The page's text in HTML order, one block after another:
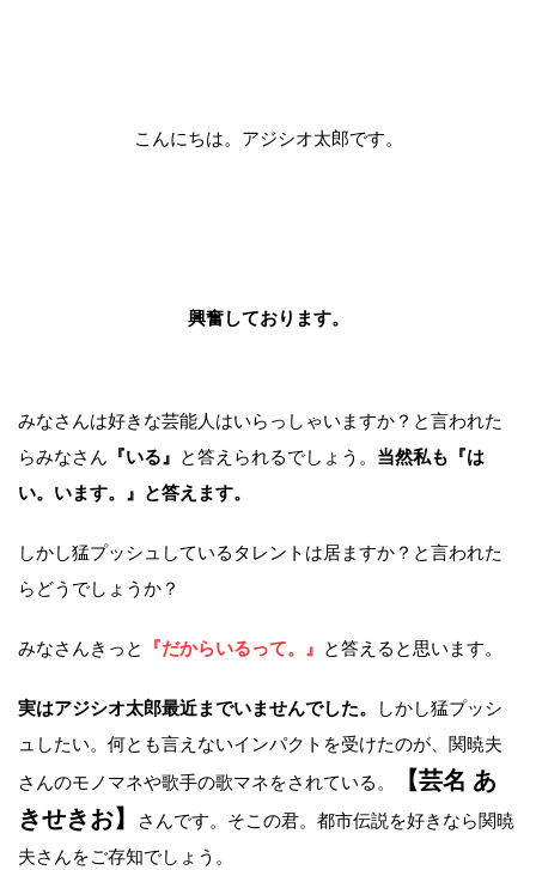
こんにちは。アジシオ太郎です。
興奮しております。
みなさんは好きな芸能人はいらっしゃいますか？と言われた
らみなさん 『いる』 と答えられるでしょう。 当然私も『は
い。います。』 と答えます。
しかし猛プッシュしているタレントは居ますか？と言われた
らどうでしょうか？
みなさんきっと 『だからいるって。』 と答えると思います。
実はアジシオ太郎最近までいませんでした。
しかし猛プッシ
ュしたい。何とも言えないインパクトを受けたのが、関暁夫
さんのモノマネや歌手の歌マネをされている。
【芸名 あ
きせきお】
さんです。そこの君。都市伝説を好きなら関暁
夫さんをご存知でしょう。